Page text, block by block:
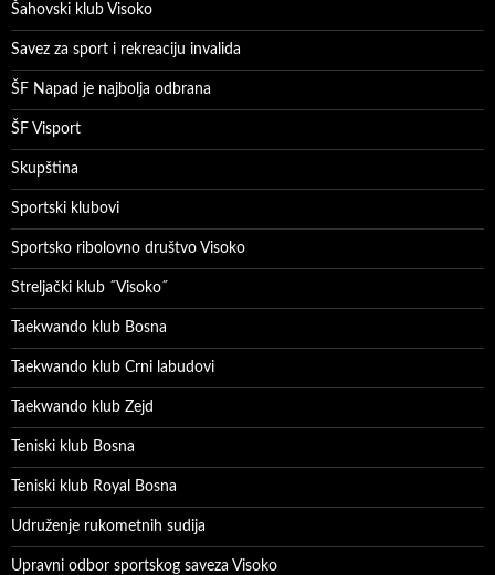
Šahovski klub Visoko
Savez za sport i rekreaciju invalida
ŠF Napad je najbolja odbrana
ŠF Visport
Skupština
Sportski klubovi
Sportsko ribolovno društvo Visoko
Streljački klub ˝Visoko˝
Taekwando klub Bosna
Taekwando klub Crni labudovi
Taekwando klub Zejd
Teniski klub Bosna
Teniski klub Royal Bosna
Udruženje rukometnih sudija
Upravni odbor sportskog saveza Visoko